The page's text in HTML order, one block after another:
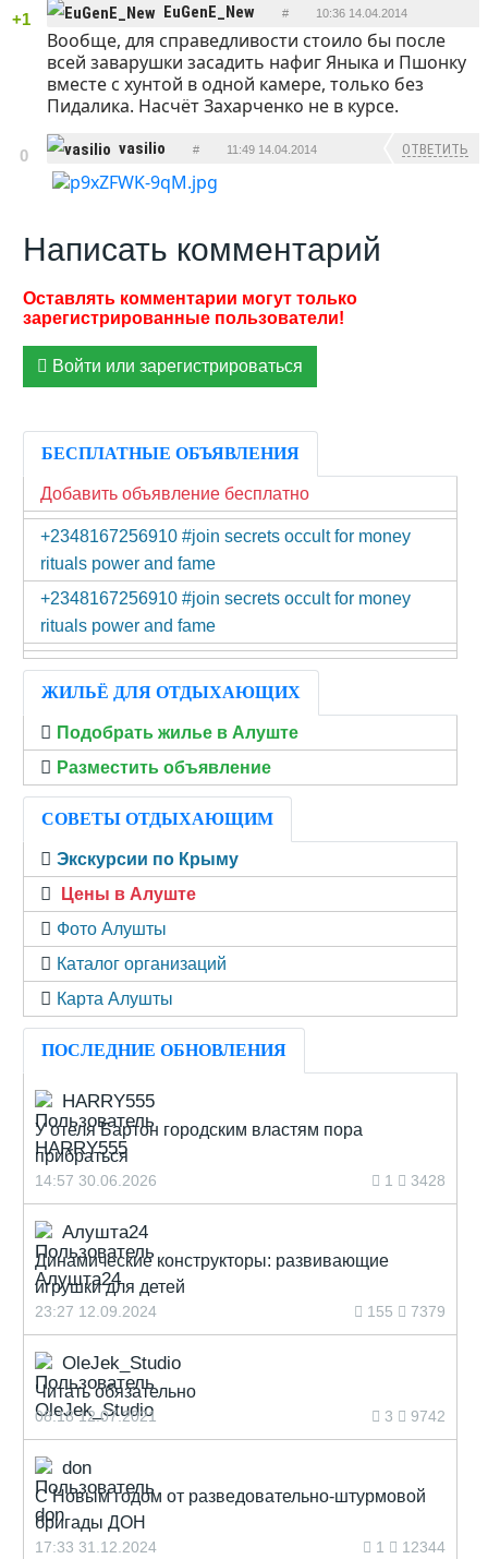
+1 EuGenE_New # 10:36 14.04.2014
ОТВЕТИТЬ
Вообще, для справедливости стоило бы после
всей заварушки засадить нафиг Яныка и Пшонку
вместе с хунтой в одной камере, только без
Пидалика. Насчёт Захарченко не в курсе.
0 vasilio # 11:49 14.04.2014 ОТВЕТИТЬ
Написать комментарий
Войти или зарегистрироваться
БЕСПЛАТНЫЕ ОБЪЯВЛЕНИЯ
Добавить объявление бесплатно
+2348167256910 #join secrets occult for money
rituals power and fame
+2348167256910 #join secrets occult for money
rituals power and fame
ЖИЛЬЁ ДЛЯ ОТДЫХАЮЩИХ
Подобрать жилье в Алуште
Разместить объявление
СОВЕТЫ ОТДЫХАЮЩИМ
Экскурсии по Крыму
Цены в Алуште
Фото Алушты
Каталог организаций
Карта Алушты
ПОСЛЕДНИЕ ОБНОВЛЕНИЯ
HARRY555
У отеля Бартон городским властям пора
прибраться
14:57 30.06.2026 1 3428
Алушта24
Динамические конструкторы: развивающие
игрушки для детей
23:27 12.09.2024 155 7379
OleJek_Studio
Читать обязательно
08:18 12.07.2021 3 9742
don
С Новым годом от разведовательно-штурмовой
бригады ДОН
17:33 31.12.2024 1 12344